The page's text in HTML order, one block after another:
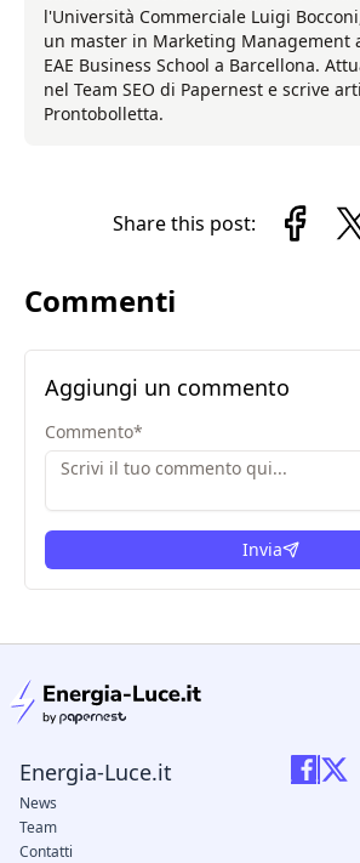
l'Università Commerciale Luigi
un master in Marketing Management
EAE Business School a Barcellona.
nel Team SEO di Papernest e scrive
Prontobolletta.
Share this post:
Commenti
Aggiungi un commento
Commento*
Invia
Energia-Luce.it
News
Team
Contatti